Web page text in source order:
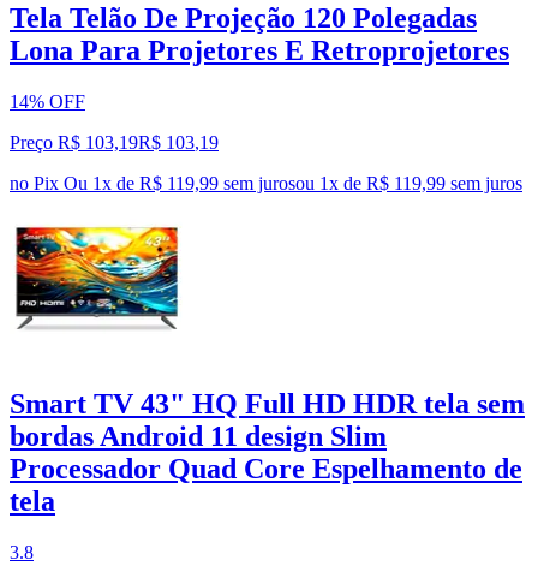
Tela Telão De Projeção 120 Polegadas
Lona Para Projetores E Retroprojetores
14% OFF
Preço R$ 103,19R$ 103,19
no Pix Ou 1x de R$ 119,99 sem jurosou 1x de R$ 119,99 sem juros
Smart TV 43" HQ Full HD HDR tela sem
bordas Android 11 design Slim
Processador Quad Core Espelhamento de
tela
3.8